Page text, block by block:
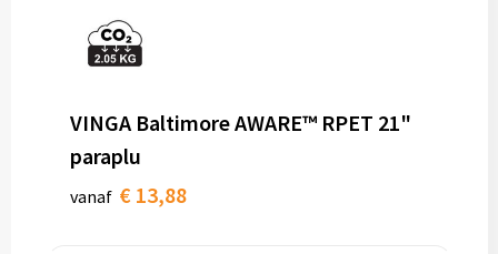
VINGA Baltimore AWARE™ RPET 21"
paraplu
vanaf € 13,88